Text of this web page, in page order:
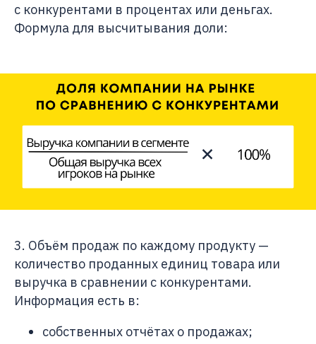
с конкурентами в процентах или деньгах.
Формула для высчитывания доли:
3. Объём продаж по каждому продукту —
количество проданных единиц товара или
выручка в сравнении с конкурентами.
Информация есть в:
собственных отчётах о продажах;